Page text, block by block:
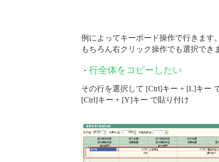
例によってキーボード操作で行きます
もちろん右クリック操作でも選択でき
・ 行全体をコピーしたい
その行を選択して [Ctrl]キー + [L]キー
[Ctrl]キー + [Y]キー で貼り付け